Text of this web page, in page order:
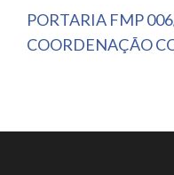
PORTARIA FMP
COORDENAÇÃO